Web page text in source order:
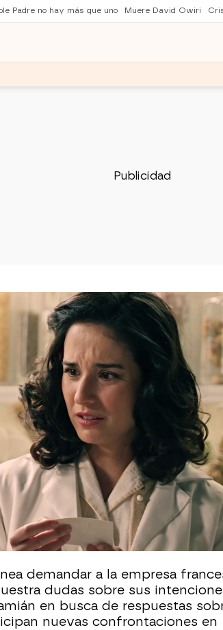
Padre no hay más que uno Muere David Owiri
reconocer a Pepe como su
libertad
y le confiesa que José podría
familiares amenazan con estallar
Whatsapp
entre los De la Reina
imagen del pasado y le sugiere
Cristina, impactada,
la atmósfera familiar se
demandar a la empresa
dudas sobre sus
en busca de respuestas
nuevas confrontaciones en